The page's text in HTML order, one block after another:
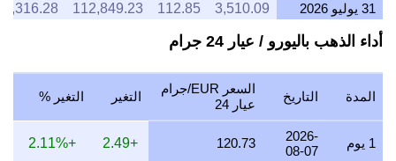
31 يوليو 2026 3,510.09
112.85
112,849.23
1,316.28
30 يوليو 2026 3,554.66
114.28
29 يوليو 2026 3,552.62
114.22
114,216.84
1,332.23
28 يوليو 2026 3,540.38
113,823.19
1,327.64
27 يوليو 2026 3,589.06
115,388.32
1,345.90
أداء الذهب باليورو / عيار 24 جرام
المدة التاريخ
السعر EUR/جرام
عيار 24
التغير التغير %
1 يوم
2026-
08-07
120.73
+2.49
+2.11%